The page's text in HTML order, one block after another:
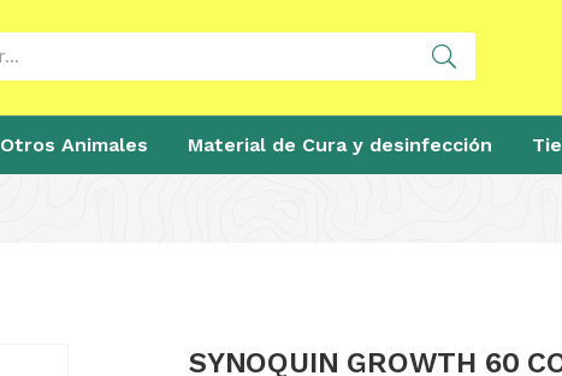
Otros Animales Material de Cura y desinfección
SYNOQUIN GROWTH 60